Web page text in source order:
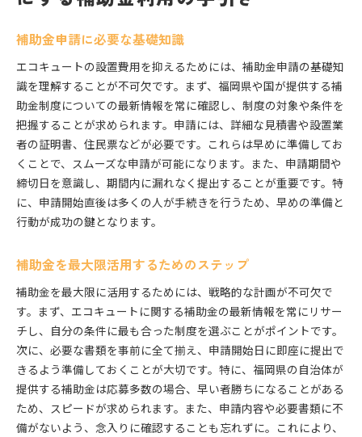
補助金申請に必要な基礎知識
エコキュートの設置費用を抑えるためには、補助金申請の基礎知
識を理解することが不可欠です。まず、福岡県や国が提供する補
助金制度についての最新情報を常に確認し、制度の対象や条件を
把握することが求められます。申請には、詳細な見積書や設置業
者の証明書、住民票などが必要です。これらは早めに準備してお
くことで、スムーズな申請が可能になります。また、申請期間や
締切日を意識し、期間内に漏れなく提出することが重要です。特
に、申請開始直後は多くの人が手続きを行うため、早めの準備と
行動が成功の鍵となります。
補助金を最大限活用するためのステップ
補助金を最大限に活用するためには、戦略的な計画が不可欠で
す。まず、エコキュートに関する補助金の最新情報を常にリサー
チし、自分の条件に最も合った制度を選ぶことがポイントです。
次に、必要な書類を事前に全て揃え、申請開始日に即座に提出で
きるよう準備しておくことが大切です。特に、福岡県の自治体が
提供する補助金は応募多数の場合、早い者勝ちになることがある
ため、スピードが求められます。また、申請内容や必要書類に不
備がないよう、念入りに確認することも忘れずに。これにより、